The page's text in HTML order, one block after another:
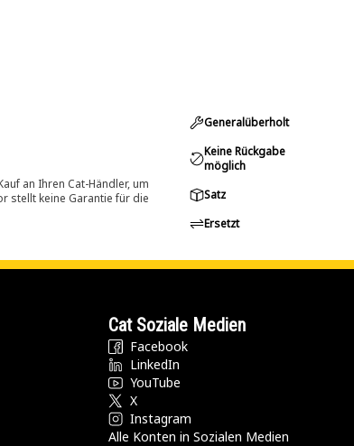
an Ihren Cat-Händler, um
stellt keine Garantie für die
Generalüberholt
Keine Rückgabe
möglich
Satz
Ersetzt
Cat Soziale Medien
Facebook
LinkedIn
YouTube
X
Instagram
Alle Konten in Sozialen Medien